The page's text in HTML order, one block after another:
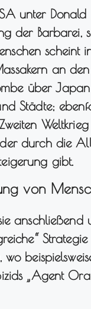
unter Donald
der Barbarei,
scheint
an
über
Städte;
durch die
gibt.
von
anschließend
„Agent